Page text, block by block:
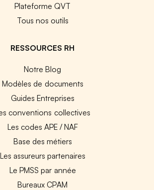
Plateforme QVT
Tous nos outils
RESSOURCES RH
Notre Blog
Modèles de documents
Guides Entreprises
conventions collectives
Les codes APE / NAF
Base des métiers
Les assureurs partenaires
Le PMSS par année
Bureaux CPAM